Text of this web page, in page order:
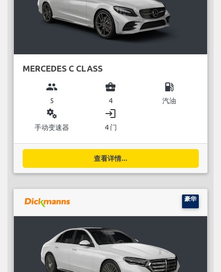
MERCEDES C CLASS
group
5
business_center
4
local_gas_station
汽油
miscellaneous_services
手动变速器
login
4 门
查看详情...
豪华